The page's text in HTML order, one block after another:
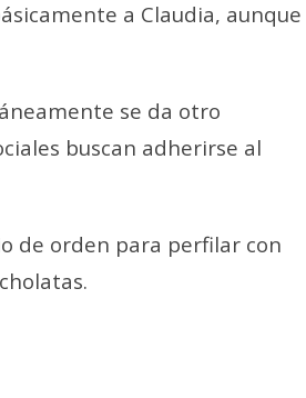
a Claudia, aunque
se da otro
buscan adherirse al
de orden para perfilar con